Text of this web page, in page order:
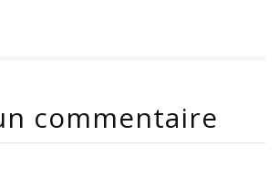
commentaire